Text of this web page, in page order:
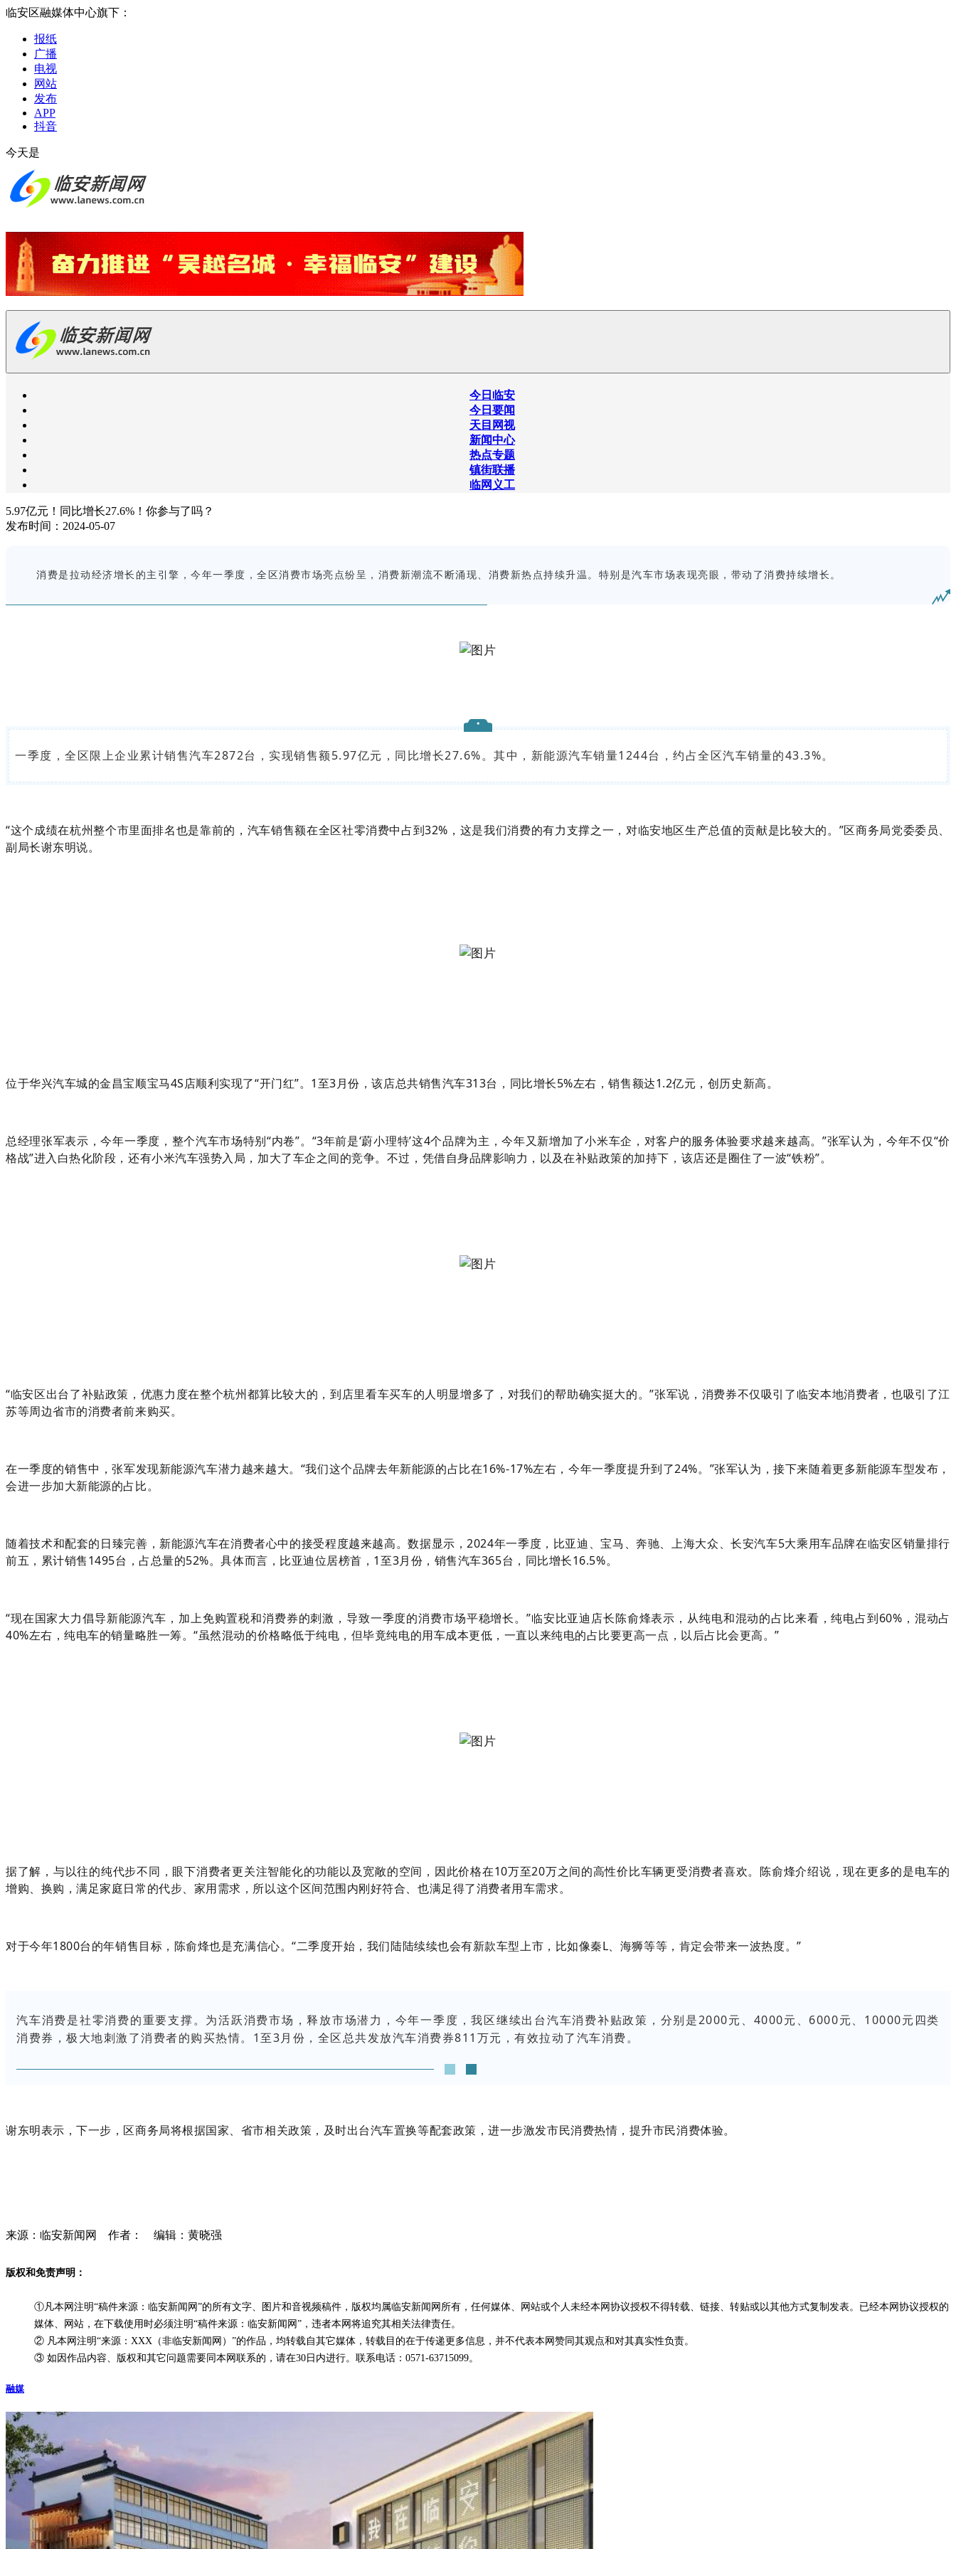
临安区融媒体中心旗下：
报纸
广播
电视
网站
发布
APP
抖音
今天是
今日临安
今日要闻
天目网视
新闻中心
热点专题
镇街联播
临网义工
5.97亿元！同比增长27.6%！你参与了吗？
发布时间：2024-05-07
消费是拉动经济增长的主引擎，今年一季度，全区消费市场亮点纷呈，消费新潮流不断涌现、消费新热点持续升温。特别是汽车市场表现亮眼，带动了消费持续增长。
一季度，全区限上企业累计销售汽车2872台，实现销售额5.97亿元，同比增长27.6%。其中，新能源汽车销量1244台，约占全区汽车销量的43.3%。
“这个成绩在杭州整个市里面排名也是靠前的，汽车销售额在全区社零消费中占到32%，这是我们消费的有力支撑之一，对临安地区生产总值的贡献是比较大的。”区商务局党委委员、
副局长谢东明说。
位于华兴汽车城的金昌宝顺宝马4S店顺利实现了“开门红”。1至3月份，该店总共销售汽车313台，同比增长5%左右，销售额达1.2亿元，创历史新高。
总经理张军表示，今年一季度，整个汽车市场特别“内卷”。“3年前是‘蔚小理特’这4个品牌为主，今年又新增加了小米车企，对客户的服务体验要求越来越高。”张军认为，今年不仅“价
格战”进入白热化阶段，还有小米汽车强势入局，加大了车企之间的竞争。不过，凭借自身品牌影响力，以及在补贴政策的加持下，该店还是圈住了一波“铁粉”。
“临安区出台了补贴政策，优惠力度在整个杭州都算比较大的，到店里看车买车的人明显增多了，对我们的帮助确实挺大的。”张军说，消费券不仅吸引了临安本地消费者，也吸引了江
苏等周边省市的消费者前来购买。
在一季度的销售中，张军发现新能源汽车潜力越来越大。“我们这个品牌去年新能源的占比在16%-17%左右，今年一季度提升到了24%。”张军认为，接下来随着更多新能源车型发布，
会进一步加大新能源的占比。
随着技术和配套的日臻完善，新能源汽车在消费者心中的接受程度越来越高。数据显示，2024年一季度，比亚迪、宝马、奔驰、上海大众、长安汽车5大乘用车品牌在临安区销量排行
前五，累计销售1495台，占总量的52%。具体而言，比亚迪位居榜首，1至3月份，销售汽车365台，同比增长16.5%。
“现在国家大力倡导新能源汽车，加上免购置税和消费券的刺激，导致一季度的消费市场平稳增长。”临安比亚迪店长陈俞烽表示，从纯电和混动的占比来看，纯电占到60%，混动占
40%左右，纯电车的销量略胜一筹。“虽然混动的价格略低于纯电，但毕竟纯电的用车成本更低，一直以来纯电的占比要更高一点，以后占比会更高。”
据了解，与以往的纯代步不同，眼下消费者更关注智能化的功能以及宽敞的空间，因此价格在10万至20万之间的高性价比车辆更受消费者喜欢。陈俞烽介绍说，现在更多的是电车的
增购、换购，满足家庭日常的代步、家用需求，所以这个区间范围内刚好符合、也满足得了消费者用车需求。
对于今年1800台的年销售目标，陈俞烽也是充满信心。“二季度开始，我们陆陆续续也会有新款车型上市，比如像秦L、海狮等等，肯定会带来一波热度。”
汽车消费是社零消费的重要支撑。为活跃消费市场，释放市场潜力，今年一季度，我区继续出台汽车消费补贴政策，分别是2000元、4000元、6000元、10000元四类
消费券，极大地刺激了消费者的购买热情。1至3月份，全区总共发放汽车消费券811万元，有效拉动了汽车消费。
谢东明表示，下一步，区商务局将根据国家、省市相关政策，及时出台汽车置换等配套政策，进一步激发市民消费热情，提升市民消费体验。
来源：临安新闻网 作者： 编辑：黄晓强
版权和免责声明：
①凡本网注明“稿件来源：临安新闻网”的所有文字、图片和音视频稿件，版权均属临安新闻网所有，任何媒体、网站或个人未经本网协议授权不得转载、链接、转贴或以其他方式复制发表。已经本网协议授权的
媒体、网站，在下载使用时必须注明“稿件来源：临安新闻网”，违者本网将追究其相关法律责任。
② 凡本网注明“来源：XXX（非临安新闻网）”的作品，均转载自其它媒体，转载目的在于传递更多信息，并不代表本网赞同其观点和对其真实性负责。
③ 如因作品内容、版权和其它问题需要同本网联系的，请在30日内进行。联系电话：0571-63715099。
融媒